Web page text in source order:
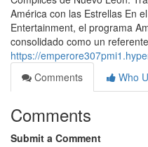
América con las Estrellas En
Entertainment, el programa
consolidado como un
https://
Comments
Who
Comments
Submit a Comment